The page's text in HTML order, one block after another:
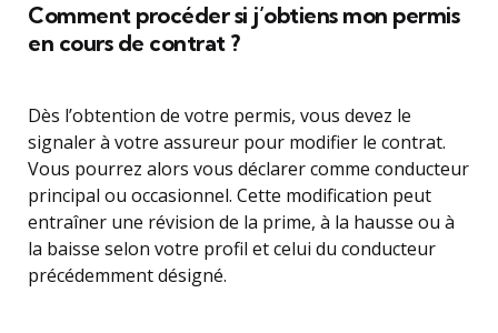
Comment procéder si j’obtiens mon permis
en cours de contrat ?
Dès l’obtention de votre permis, vous devez le
signaler à votre assureur pour modifier le contrat.
Vous pourrez alors vous déclarer comme conducteur
principal ou occasionnel. Cette modification peut
entraîner une révision de la prime, à la hausse ou à
la baisse selon votre profil et celui du conducteur
précédemment désigné.